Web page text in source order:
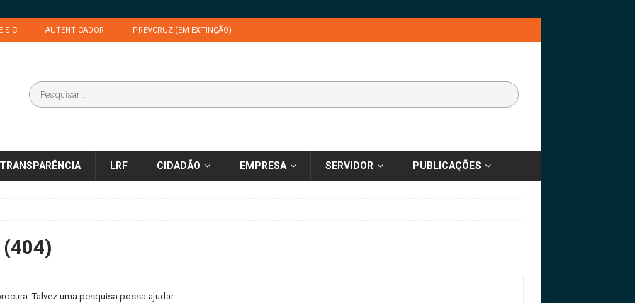
SIC AUTENTICADOR PREVCRUZ (EM EXTINÇÃO)
TRANSPARÊNCIA LRF CIDADÃO EMPRESA SERVIDOR PUBLICAÇÕES
Talvez uma pesquisa possa ajudar.